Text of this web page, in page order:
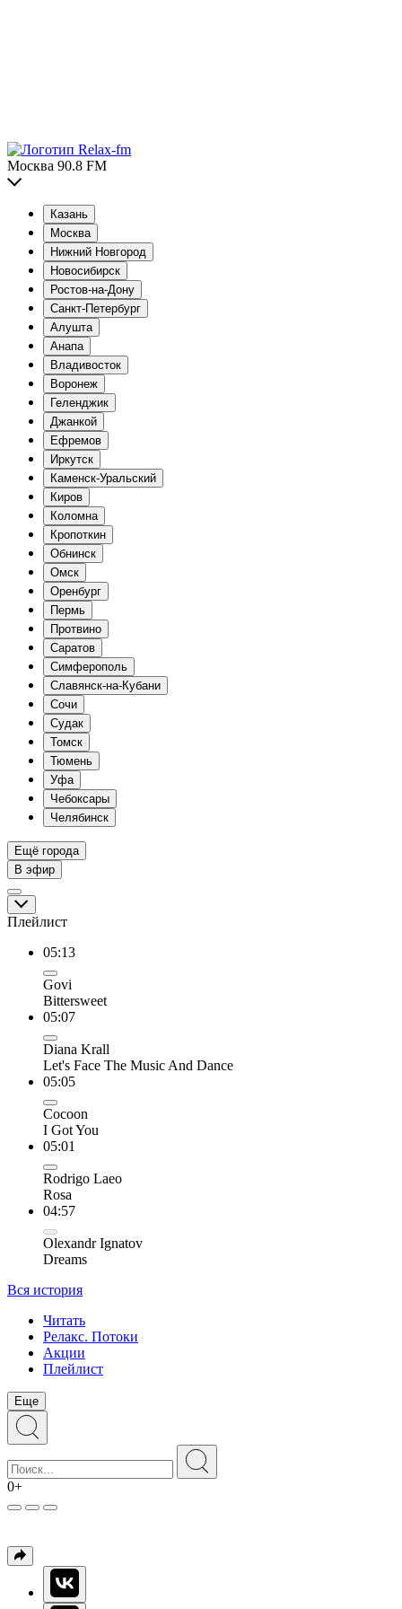
Москва 90.8 FM
Казань
Москва
Нижний Новгород
Новосибирск
Ростов-на-Дону
Санкт-Петербург
Алушта
Анапа
Владивосток
Воронеж
Геленджик
Джанкой
Ефремов
Иркутск
Каменск-Уральский
Киров
Коломна
Кропоткин
Обнинск
Омск
Оренбург
Пермь
Протвино
Саратов
Симферополь
Славянск-на-Кубани
Сочи
Судак
Томск
Тюмень
Уфа
Чебоксары
Челябинск
Ещё города
В эфир
Плейлист
05:13
Govi
Bittersweet
05:07
Diana Krall
Let's Face The Music And Dance
05:05
Cocoon
I Got You
05:01
Rodrigo Laeo
Rosa
04:57
Olexandr Ignatov
Dreams
Вся история
Читать
Релакс. Потоки
Акции
Плейлист
Еще
0+